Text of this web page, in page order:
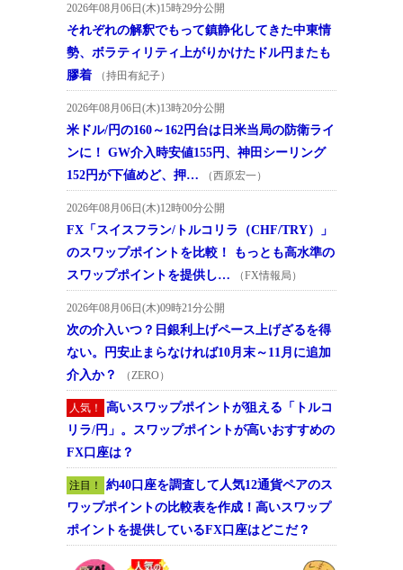
2026年08月06日(木)15時29分公開
それぞれの解釈でもって鎮静化してきた中東情
勢、ボラティリティ上がりかけたドル円またも
膠着
（持田有紀子）
2026年08月06日(木)13時20分公開
米ドル/円の160～162円台は日米当局の防衛ライ
ンに！ GW介入時安値155円、神田シーリング
152円が下値めど、押…
（西原宏一）
2026年08月06日(木)12時00分公開
FX「スイスフラン/トルコリラ（CHF/TRY）」
のスワップポイントを比較！ もっとも高水準の
スワップポイントを提供し…
（FX情報局）
2026年08月06日(木)09時21分公開
次の介入いつ？日銀利上げペース上げざるを得
ない。円安止まらなければ10月末～11月に追加
介入か？
（ZERO）
人気！
高いスワップポイントが狙える「トルコ
リラ/円」。スワップポイントが高いおすすめの
FX口座は？
注目！
約40口座を調査して人気12通貨ペアのス
ワップポイントの比較表を作成！高いスワップ
ポイントを提供しているFX口座はどこだ？